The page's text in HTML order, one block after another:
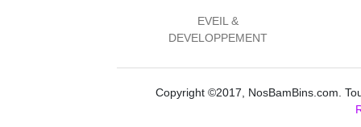
EVEIL &
DEVELOPPEMENT
Copyright ©2017, NosBamBins.com.